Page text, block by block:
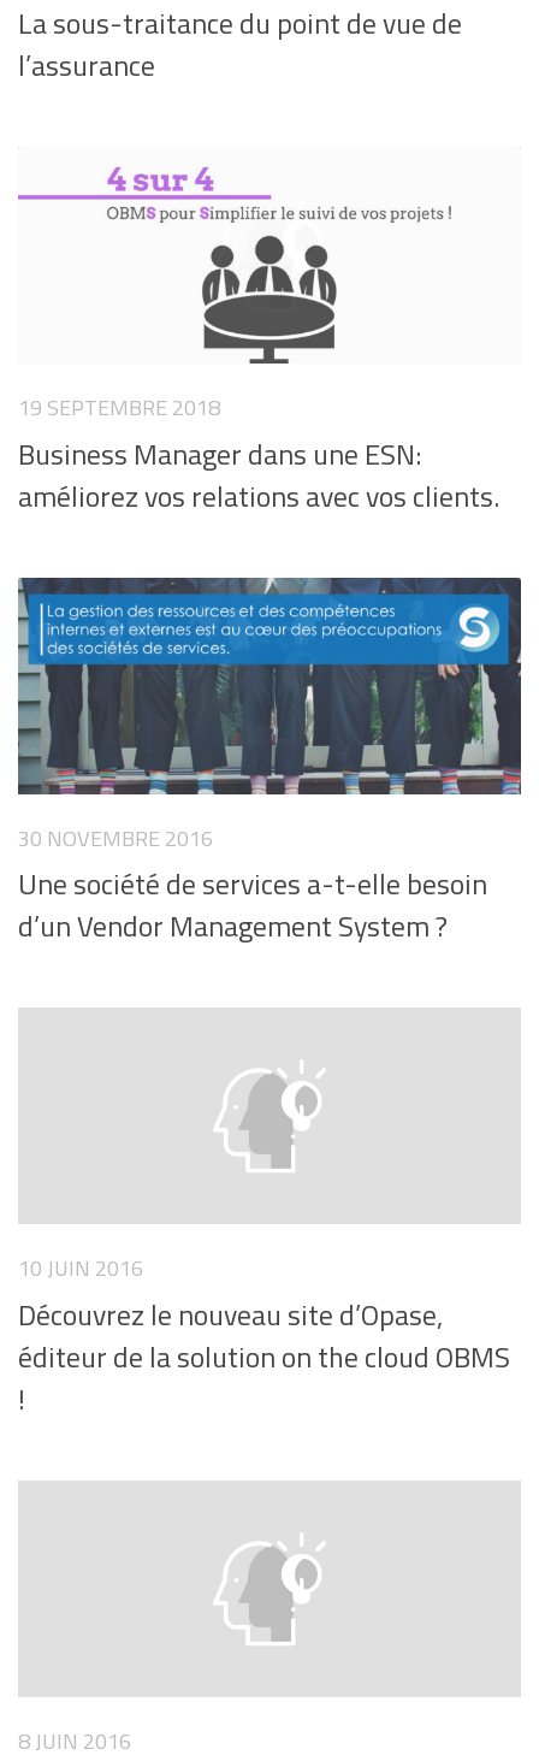
La sous-traitance du point de vue de
l’assurance
19 SEPTEMBRE 2018
Business Manager dans une ESN:
améliorez vos relations avec vos clients.
30 NOVEMBRE 2016
Une société de services a-t-elle besoin
d’un Vendor Management System ?
10 JUIN 2016
Découvrez le nouveau site d’Opase,
éditeur de la solution on the cloud OBMS
!
8 JUIN 2016